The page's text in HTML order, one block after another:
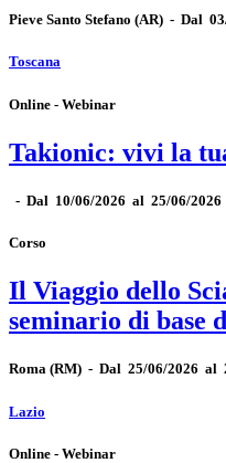
Pieve Santo Stefano (AR) - Dal
Toscana
Online - Webinar
Takionic: vivi la
- Dal 10/06/2026 al 25/06/2026
Corso
Il Viaggio dello
seminario di base
Roma (RM) - Dal 25/06/2026 al
Lazio
Online - Webinar